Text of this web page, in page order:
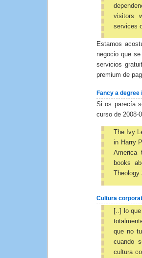
visitors
services
Estamos
negocio que
servicios
premium de
Fancy a
Si os parecía
curso de 2008-
The Ivy
in Harry
America
books
Cultura
[..] lo
que no
cuando
cultura